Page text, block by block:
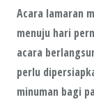
Acara lamaran
menuju hari
acara
perlu
minuman bagi